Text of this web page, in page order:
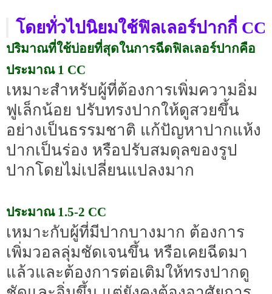
โดยทั่วไปนิยมใช้ฟิลเลอร์ปากกี่ CC
ปริมาณที่ใช้บ่อยที่สุดในการฉีดฟิลเลอร์ปากคือ
ประมาณ 1 CC
เหมาะสำหรับผู้ที่ต้องการเพิ่มความอิ่ม
ฟูเล็กน้อย ปรับทรงปากให้ดูสวยขึ้น
อย่างเป็นธรรมชาติ แก้ปัญหาปากแห้ง
ปากเป็นร่อง หรือปรับสมดุลของรูป
ปากโดยไม่เปลี่ยนแปลงมาก
ประมาณ 1.5-2 CC
เหมาะกับผู้ที่มีปากบางมาก ต้องการ
เพิ่มวอลลุ่มชัดเจนขึ้น หรือเคยฉีดมา
แล้วและต้องการต่อเติมให้ทรงปากดู